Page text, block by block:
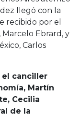
llegó con la
recibido por el
Marcelo Ebrard, y
Carlos
el canciller
Martín
Cecilia
de la